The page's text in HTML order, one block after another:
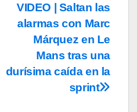
VIDEO | Saltan las
alarmas con Marc
Márquez en Le
Mans tras una
durísima caída en la
sprint